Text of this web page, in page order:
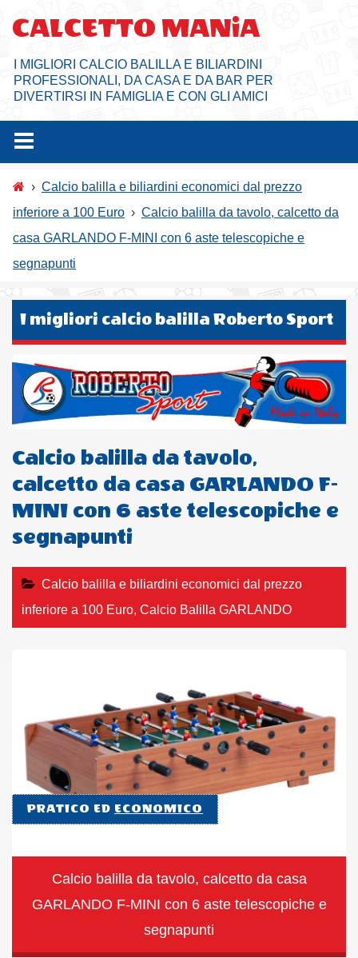
contenuto
CALCETTO MANiA
I MIGLIORI CALCIO BALILLA E BILIARDINI
PROFESSIONALI, DA CASA E DA BAR PER
DIVERTIRSI IN FAMIGLIA E CON GLI AMICI
› Calcio balilla e biliardini economici dal prezzo
inferiore a 100 Euro › Calcio balilla da tavolo, calcetto da
casa GARLANDO F-MINI con 6 aste telescopiche e
segnapunti
I migliori calcio balilla Roberto Sport
Calcio balilla da tavolo,
calcetto da casa GARLANDO F-
MINI con 6 aste telescopiche e
segnapunti
Calcio balilla e biliardini economici dal prezzo
inferiore a 100 Euro, Calcio Balilla GARLANDO
PRATICO ED ECONOMICO
Calcio balilla da tavolo, calcetto da casa
GARLANDO F-MINI con 6 aste telescopiche e
segnapunti